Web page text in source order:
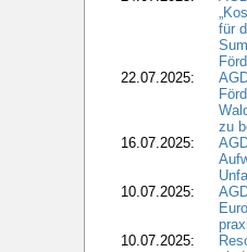
für
22.07.2025:
zu
16.07.2025:
10.07.2025:
10.07.2025: